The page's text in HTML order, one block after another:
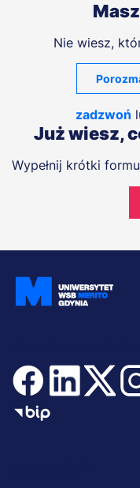
Nie wiesz,
zadzwoń
Już wiesz,
Wypełnij krótki